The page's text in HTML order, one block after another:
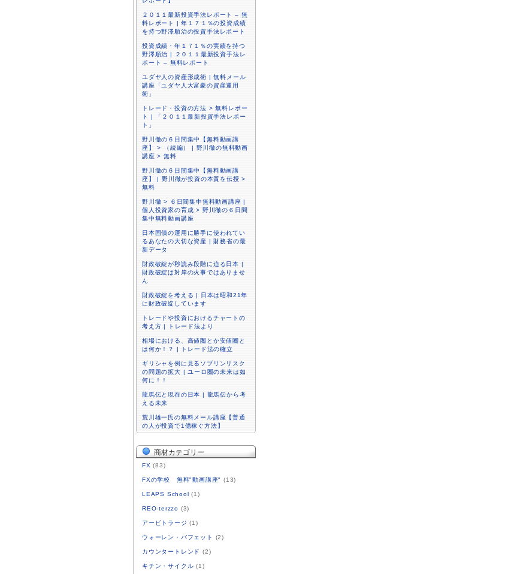
２０１１最新投資手法レポート – 無
料レポート | 年１７１％の投資成績
を持つ野澤順治の投資手法レポート
投資成績・年１７１％の実績を持つ
野澤順治 | ２０１１最新投資手法レ
ポート – 無料レポート
ユダヤ人の資産形成術 | 無料メール
講座「ユダヤ人大富豪の資産運用
術」
トレード・投資の方法 > 無料レポー
ト | 「２０１１最新投資手法レポー
ト」
野川徹の６日間集中【無料動画講
座】 > （続編） | 野川徹の無料動画
講座 > 無料
野川徹の６日間集中【無料動画講
座】 | 野川徹が投資の本質を伝授 >
無料
野川徹 > ６日間集中無料動画講座 |
個人投資家の育成 > 野川徹の６日間
集中無料動画講座
日本国債の運用に勝手に使われてい
るあなたの大切な資産 | 財務省の最
新データ
財政破綻が秒読み段階に迫る日本 |
財政破綻は対岸の火事ではありませ
ん
財政破綻を考える | 日本は昭和21年
に財政破綻しています
トレードや投資におけるチャートの
考え方 | トレード法より
相場における、高値圏とか安値圏と
は何か！？ | トレード法の確立
ギリシャを例に見るソブリンリスク
の問題の拡大 | ユーロ圏の未来は如
何に！！
龍馬伝と現在の日本 | 龍馬伝から考
える未来
荒川雄一氏の無料メール講座【普通
の人が投資で1億稼ぐ方法】
商材カテゴリー
FX (83)
FXの学校 無料"動画講座" (13)
LEAPS School (1)
REO-terzzo (3)
アービトラージ (1)
ウォーレン・バフェット (2)
カウンタートレンド (2)
キチン・サイクル (1)